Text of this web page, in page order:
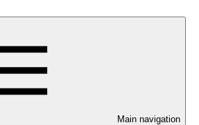
Main navigation